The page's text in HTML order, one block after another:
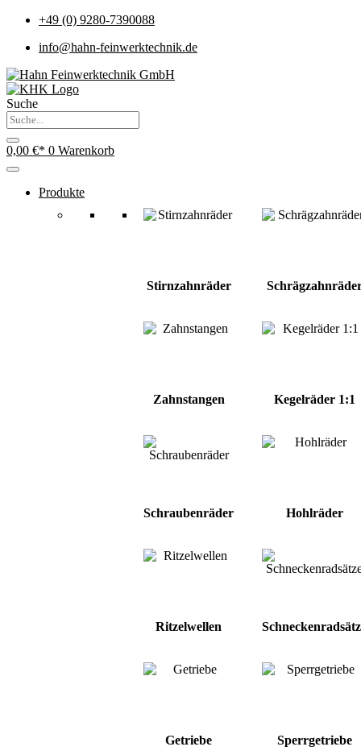
+49 (0) 9280-7390088
info@hahn-feinwerktechnik.de
Suche
0,00 € 0 Warenkorb
Produkte
Stirnzahnräder
Zahnstangen Kegelräder 1:1
Schraubenräder Hohlräder
Ritzelwellen
Getriebe
Sperrgetriebe